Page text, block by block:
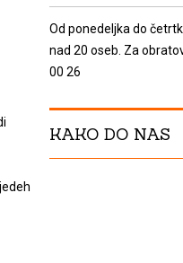
Od ponedeljka do
nad 20 oseb. Za
00 26
KAKO DO NAS